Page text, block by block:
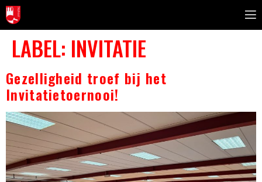
LABEL: INVITATIE
Gezelligheid troef bij het
Invitatietoernooi!